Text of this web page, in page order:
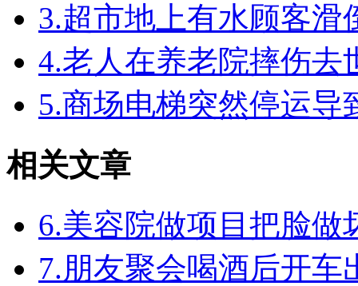
3.超市地上有水顾客
4.老人在养老院摔伤去
5.商场电梯突然停运
相关文章
6.美容院做项目把脸做
7.朋友聚会喝酒后开